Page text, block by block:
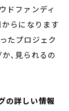
ドファンディ
らになります
たプロジェク
、見られるの
の詳しい情報